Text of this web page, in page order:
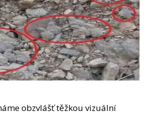
obzvlášť těžkou vizuální